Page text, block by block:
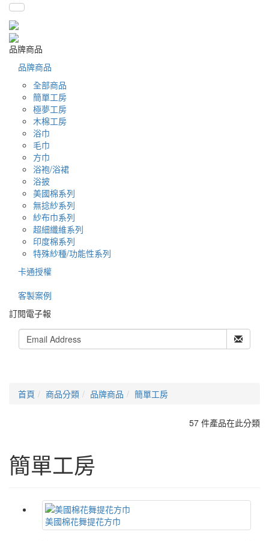
品牌商品
品牌商品
全部商品
簡單工房
極夢工房
木棉工房
浴巾
毛巾
方巾
浴袍/浴裙
浴披
美國棉系列
無捻紗系列
紗布巾系列
超細纖維系列
印度棉系列
特殊紗種/功能性系列
卡通授權
客製案例
訂閱電子報
首頁 商品分類 品牌商品 簡單工房
57 件產品在此分類
簡單工房
美國棉花舞提花方巾